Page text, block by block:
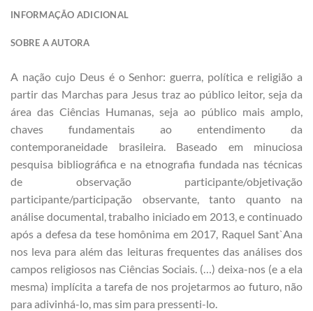
INFORMAÇÃO ADICIONAL
SOBRE A AUTORA
A nação cujo Deus é o Senhor: guerra, política e religião a
partir das Marchas para Jesus traz ao público leitor, seja da
área das Ciências Humanas, seja ao público mais amplo,
chaves fundamentais ao entendimento da
contemporaneidade brasileira. Baseado em minuciosa
pesquisa bibliográfica e na etnografia fundada nas técnicas
de observação participante/objetivação
participante/participação observante, tanto quanto na
análise documental, trabalho iniciado em 2013, e continuado
após a defesa da tese homônima em 2017, Raquel Sant`Ana
nos leva para além das leituras frequentes das análises dos
campos religiosos nas Ciências Sociais. (…) deixa-nos (e a ela
mesma) implícita a tarefa de nos projetarmos ao futuro, não
para adivinhá-lo, mas sim para pressenti-lo.